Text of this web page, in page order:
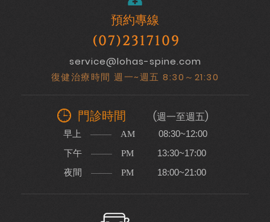
預約專線
(07)2317109
service@lohas-spine.com
復健治療時間 週一~週五 8:30～21:30
門診時間 (週一至週五)
早上 AM 08:30~12:00
下午 PM 13:30~17:00
夜間 PM 18:00~21:00